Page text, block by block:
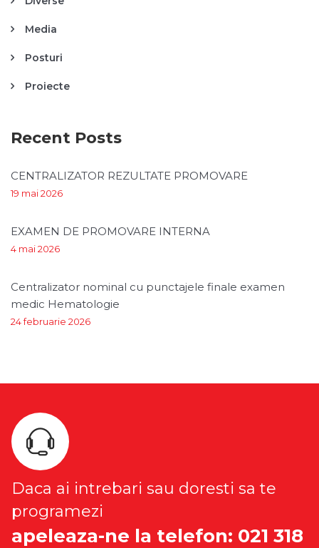
Media
Posturi
Proiecte
Recent Posts
CENTRALIZATOR REZULTATE PROMOVARE
19 mai 2026
EXAMEN DE PROMOVARE INTERNA
4 mai 2026
Centralizator nominal cu punctajele finale examen
medic Hematologie
24 februarie 2026
Daca ai intrebari sau doresti sa te
programezi
apeleaza-ne la telefon: 021 318